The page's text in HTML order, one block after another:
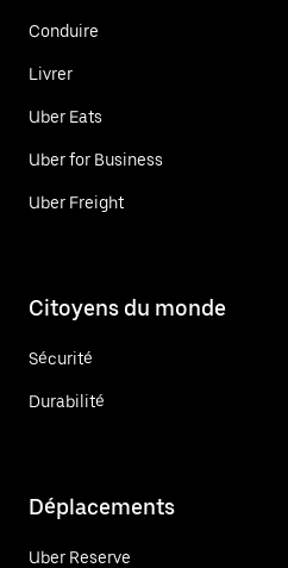
Conduire
Livrer
Uber Eats
Uber for Business
Uber Freight
Citoyens du monde
Sécurité
Durabilité
Déplacements
Uber Reserve